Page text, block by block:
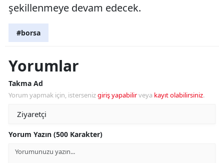
şekillenmeye devam edecek.
#borsa
Yorumlar
Takma Ad
Yorum yapmak için, istersenizgiriş yapabilirveya kayıt olabilirsiniz.
Yorum Yazın (500 Karakter)